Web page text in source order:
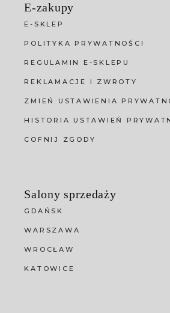
E-zakupy
E-SKLEP
POLITYKA PRYWATNOŚCI
REGULAMIN E-SKLEPU
REKLAMACJE I ZWROTY
ZMIEŃ USTAWIENIA
HISTORIA USTAWIEŃ
COFNIJ ZGODY
Salony sprzedaży
GDAŃSK
WARSZAWA
WROCŁAW
KATOWICE